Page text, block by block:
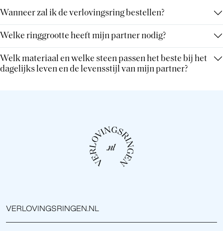
Wanneer zal ik de verlovingsring bestellen?
Welke ringgrootte heeft mijn partner nodig?
Welk materiaal en welke steen passen het beste bij het
dagelijks leven en de levensstijl van mijn partner?
VERLOVINGSRINGEN.NL